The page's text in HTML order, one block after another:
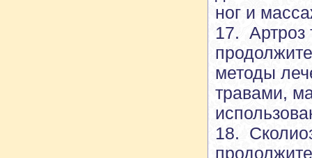
ног и
17. Артроз
методы
травами,
18.